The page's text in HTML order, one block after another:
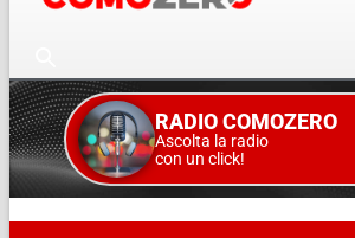
RADIO COMOZERO
Ascolta la radio
con un click!